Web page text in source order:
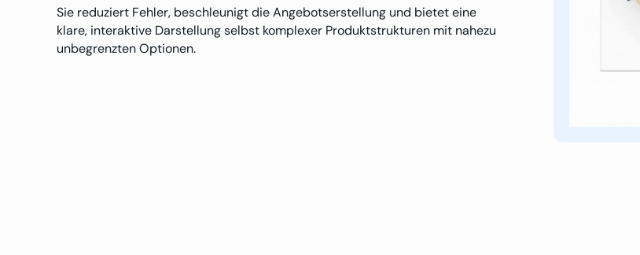
Sie reduziert Fehler, beschleunigt die Angebotserstellung und bietet eine
klare, interaktive Darstellung selbst komplexer Produktstrukturen mit nahezu
unbegrenzten Optionen.